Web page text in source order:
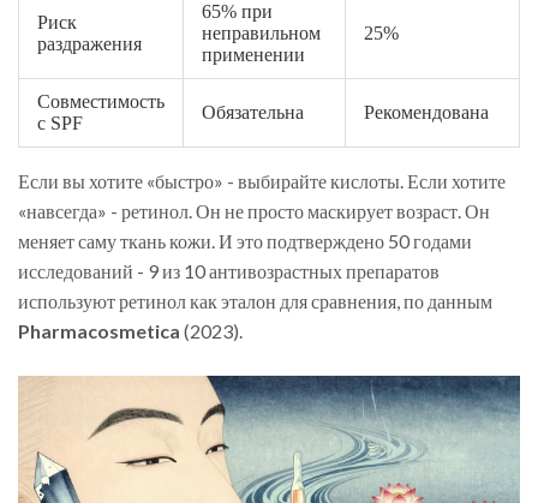
Риск
раздражения
65% при
неправильном
применении
25%
Совместимость
с SPF
Обязательна Рекомендована
Если вы хотите «быстро» - выбирайте кислоты. Если хотите
«навсегда» - ретинол. Он не просто маскирует возраст. Он
меняет саму ткань кожи. И это подтверждено 50 годами
исследований - 9 из 10 антивозрастных препаратов
используют ретинол как эталон для сравнения, по данным
Pharmacosmetica (2023).